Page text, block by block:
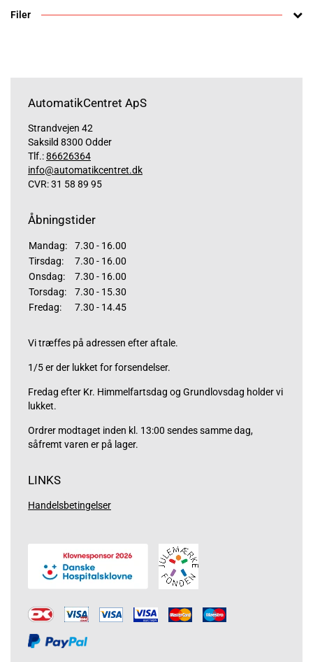
Filer
AutomatikCentret ApS
Strandvejen 42
Saksild 8300 Odder
Tlf.:86626364
info@automatikcentret.dk
CVR: 31 58 89 95
Åbningstider
Mandag:
7.30 - 16.00
Tirsdag:
7.30 - 16.00
Onsdag:
7.30 - 16.00
Torsdag:
7.30 - 15.30
Fredag:
7.30 - 14.45
Vi træffes på adressen efter aftale.
1/5 er der lukket for forsendelser.
Fredag efter Kr. Himmelfartsdag og Grundlovsdag holder vi
lukket.
Ordrer modtaget inden kl. 13:00 sendes samme dag,
såfremt varen er på lager.
LINKS
Handelsbetingelser